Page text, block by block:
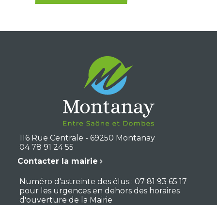
116 Rue Centrale - 69250 Montanay
04 78 91 24 55
Contacter la mairie
Numéro d'astreinte des élus : 07 81 93 65 17
pour les urgences en dehors des horaires
d'ouverture de la Mairie